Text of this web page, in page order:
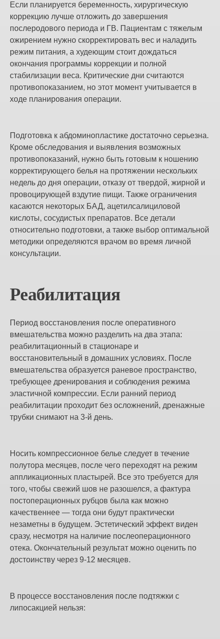
Если планируется беременность, хирургическую
коррекцию лучше отложить до завершения
послеродового периода и ГВ. Пациентам с тяжелым
ожирением нужно скорректировать вес и наладить
режим питания, а худеющим стоит дождаться
окончания программы коррекции и полной
стабилизации веса. Критические дни считаются
противопоказанием, но этот момент учитывается в
ходе планирования операции.
Подготовка к абдоминопластике достаточно серьезна.
Кроме обследования и выявления возможных
противопоказаний, нужно быть готовым к ношению
корректирующего белья на протяжении нескольких
недель до дня операции, отказу от твердой, жирной и
провоцирующей вздутие пищи. Также ограничения
касаются некоторых БАД, ацетилсалициловой
кислоты, сосудистых препаратов. Все детали
относительно подготовки, а также выбор оптимальной
методики определяются врачом во время личной
консультации.
Реабилитация
Период восстановления после оперативного
вмешательства можно разделить на два этапа:
реабилитационный в стационаре и
восстановительный в домашних условиях. После
вмешательства образуется раневое пространство,
требующее дренирования и соблюдения режима
эластичной компрессии. Если ранний период
реабилитации проходит без осложнений, дренажные
трубки снимают на 3-й день.
Носить компрессионное белье следует в течение
полутора месяцев, после чего переходят на режим
аппликационных пластырей. Все это требуется для
того, чтобы свежий шов не разошелся, а фактура
постоперационных рубцов была как можно
качественнее — тогда они будут практически
незаметны в будущем. Эстетический эффект виден
сразу, несмотря на наличие послеоперационного
отека. Окончательный результат можно оценить по
достоинству через 9-12 месяцев.
В процессе восстановления после подтяжки с
липосакцией нельзя: